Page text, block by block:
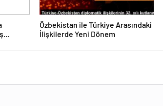
Özbekistan ile Türkiye Arasındaki
İlişkilerde Yeni Dönem